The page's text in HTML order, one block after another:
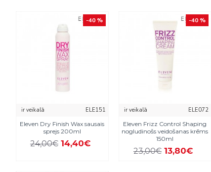
-40 %
ir veikalā
ELE151
Eleven Dry Finish Wax sausais
sprejs 200ml
24,00€ 14,40€
-40 %
ir veikalā
ELE072
Eleven Frizz Control Shaping
nogludinošs veidošanas krēms
150ml
23,00€ 13,80€